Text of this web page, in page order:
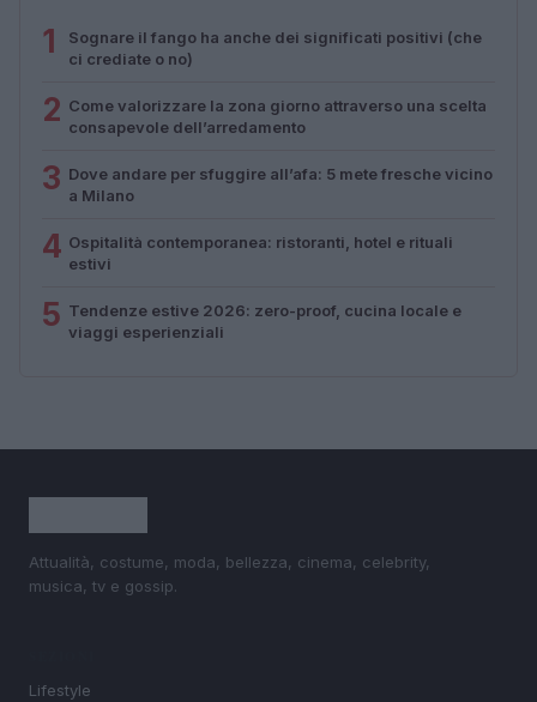
1
Sognare il fango ha anche dei significati positivi (che
ci crediate o no)
2 Come valorizzare la zona giorno attraverso una scelta
consapevole dell’arredamento
3 Dove andare per sfuggire all’afa: 5 mete fresche vicino
a Milano
4 Ospitalità contemporanea: ristoranti, hotel e rituali
estivi
5 Tendenze estive 2026: zero-proof, cucina locale e
viaggi esperienziali
Attualità, costume, moda, bellezza, cinema, celebrity,
musica, tv e gossip.
Lifestyle